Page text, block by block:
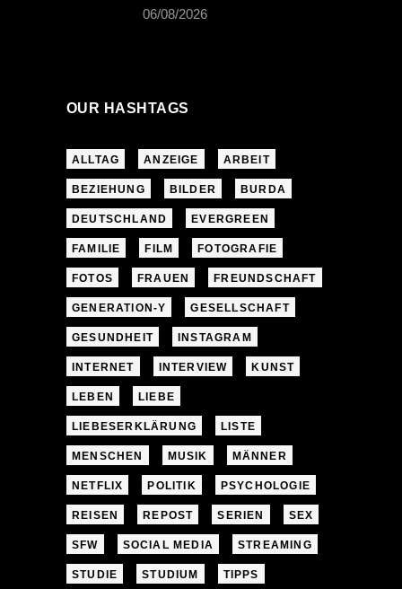
06/08/2026
OUR HASHTAGS
ALLTAG ANZEIGE ARBEIT
BEZIEHUNG BILDER BURDA
DEUTSCHLAND EVERGREEN
FAMILIE FILM FOTOGRAFIE
FOTOS FRAUEN FREUNDSCHAFT
GENERATION-Y GESELLSCHAFT
GESUNDHEIT INSTAGRAM
INTERNET INTERVIEW KUNST
LEBEN LIEBE
LIEBESERKLÄRUNG LISTE
MENSCHEN MUSIK MÄNNER
NETFLIX POLITIK PSYCHOLOGIE
REISEN REPOST SERIEN SEX
SFW SOCIAL MEDIA STREAMING
STUDIE STUDIUM TIPPS